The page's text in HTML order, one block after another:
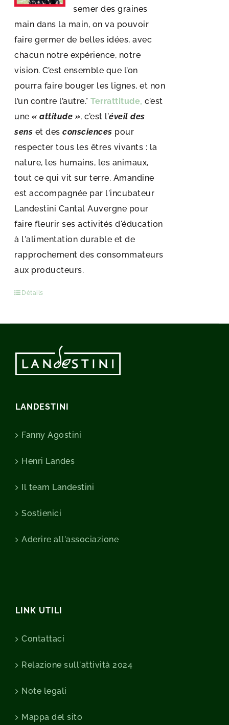
semer des graines
main dans la main, on va pouvoir
faire germer de belles idées, avec
chacun notre expérience, notre
vision. C’est ensemble que l’on
pourra faire bouger les lignes, et non
l’un contre l’autre."Terrattitude,c’est
une« attitude », c’est l’éveil des
sens et desconsciences pour
respecter tous les êtres vivants : la
nature, les humains, les animaux,
tout ce qui vit sur terre. Amandine
est accompagnée par l'incubateur
Landestini Cantal Auvergne pour
faire fleurir ses activités d'éducation
à l'alimentation durable et de
rapprochement des consommateurs
aux producteurs.
Détails
LANDESTINI
Fanny Agostini
Henri Landes
Il team Landestini
Sostienici
Aderire all'associazione
LINK UTILI
Contattaci
Relazione sull'attività 2024
Note legali
Mappa del sito